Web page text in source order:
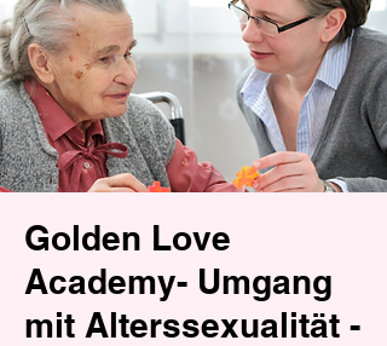
Golden Love
Academy- Umgang
mit Alterssexualität -